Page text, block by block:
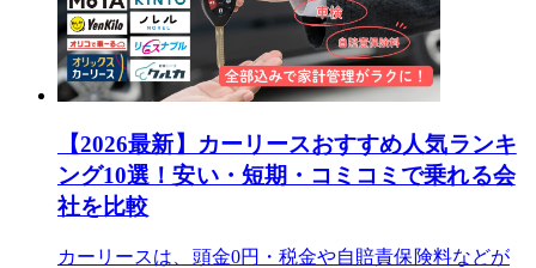
【2026最新】カーリースおすすめ人気ランキ
ング10選！安い・短期・コミコミで乗れる会
社を比較
カーリースは、頭金0円・税金や自賠責保険料などが